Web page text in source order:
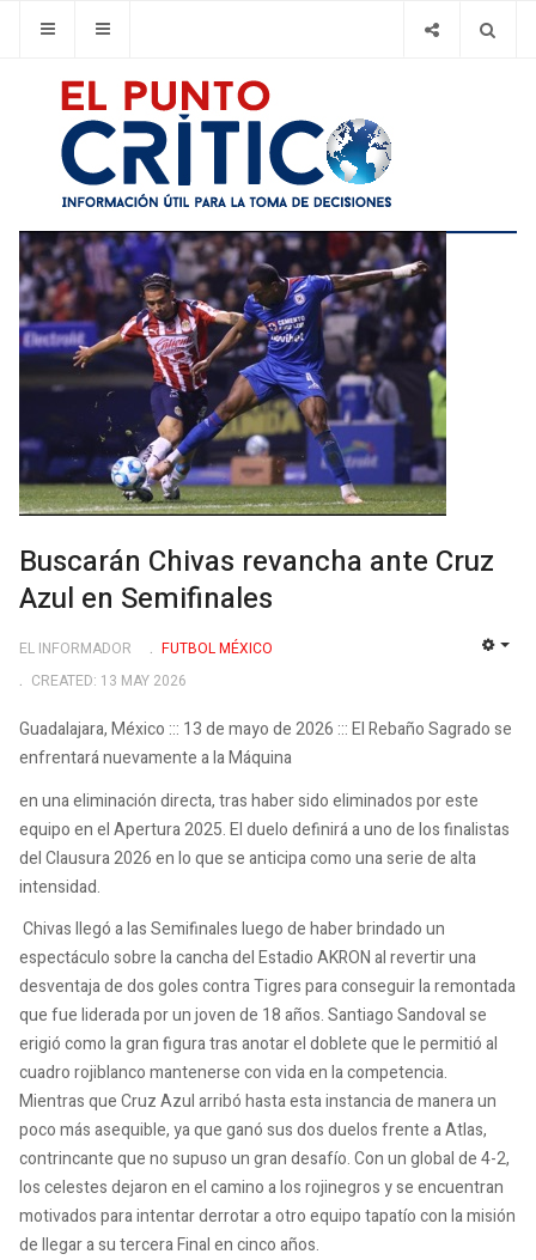
Buscarán Chivas revancha ante Cruz
Azul en Semifinales
EL INFORMADOR
FUTBOL MÉXICO
CREATED: 13 MAY 2026
Guadalajara, México ::: 13 de mayo de 2026 ::: El Rebaño Sagrado se
enfrentará nuevamente a la Máquina
en una eliminación directa, tras haber sido eliminados por este
equipo en el Apertura 2025. El duelo definirá a uno de los finalistas
del Clausura 2026 en lo que se anticipa como una serie de alta
intensidad.
Chivas llegó a las Semifinales luego de haber brindado un
espectáculo sobre la cancha del Estadio AKRON al revertir una
desventaja de dos goles contra Tigres para conseguir la remontada
que fue liderada por un joven de 18 años. Santiago Sandoval se
erigió como la gran figura tras anotar el doblete que le permitió al
cuadro rojiblanco mantenerse con vida en la competencia.
Mientras que Cruz Azul arribó hasta esta instancia de manera un
poco más asequible, ya que ganó sus dos duelos frente a Atlas,
contrincante que no supuso un gran desafío. Con un global de 4-2,
los celestes dejaron en el camino a los rojinegros y se encuentran
motivados para intentar derrotar a otro equipo tapatío con la misión
de llegar a su tercera Final en cinco años.